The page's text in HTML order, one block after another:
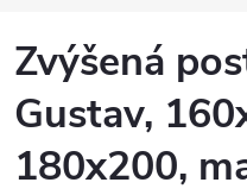
Zvýšená
Gustav,
180x200,